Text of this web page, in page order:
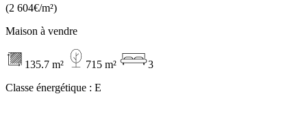
(2 604€/m²)
Maison à vendre
135.7 m² 715 m²
3
Classe énergétique : E